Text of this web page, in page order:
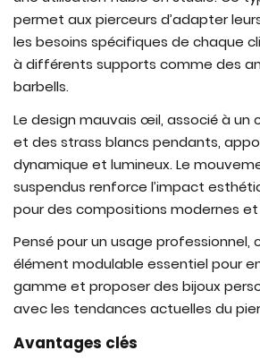
permet aux pierceurs d’adapter
les besoins spécifiques de chaque
à différents supports comme des
barbells.
Le design mauvais œil, associé à un
et des strass blancs pendants,
dynamique et lumineux. Le
suspendus renforce l’impact
pour des compositions modernes
Pensé pour un usage professionnel,
élément modulable essentiel pour
gamme et proposer des bijoux
avec les tendances actuelles du
Avantages clés